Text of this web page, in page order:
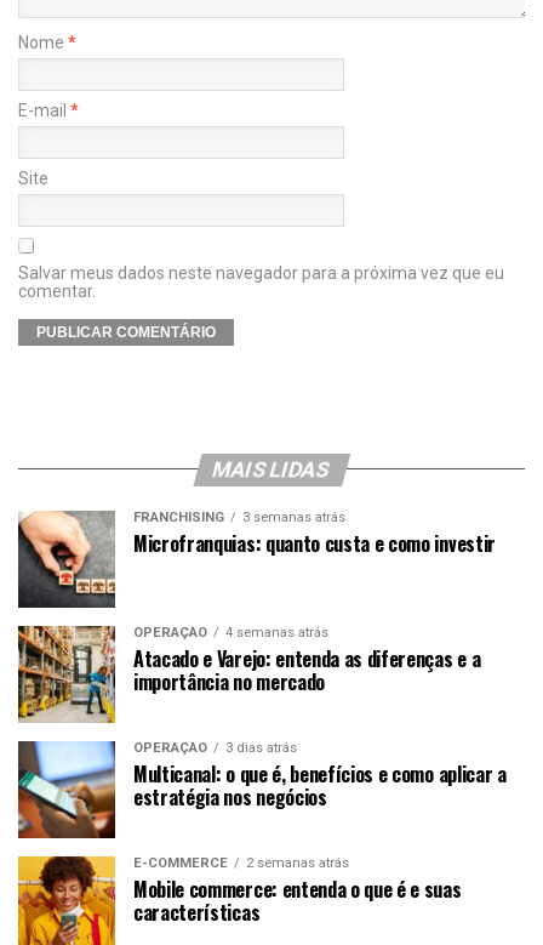
Nome *
E-mail *
Site
Salvar meus dados neste navegador para a próxima vez que eu
comentar.
MAIS LIDAS
FRANCHISING 3 semanas atrás
Microfranquias: quanto custa e como investir
OPERAÇÃO 4 semanas atrás
Atacado e Varejo: entenda as diferenças e a
importância no mercado
OPERAÇÃO 3 dias atrás
Multicanal: o que é, benefícios e como aplicar a
estratégia nos negócios
E-COMMERCE 2 semanas atrás
Mobile commerce: entenda o que é e suas
características